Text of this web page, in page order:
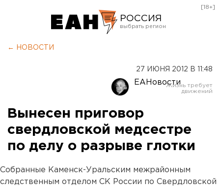
РОССИЯ
Оренбург
[18+]
← НОВОСТИ
27 ИЮНЯ 2012 В 11:48
ЕАНовости
Вынесен приговор
свердловской медсестре
по делу о разрыве глотки
Собранные Каменск-Уральским межрайонным
следственным отделом СК России по Свердловской